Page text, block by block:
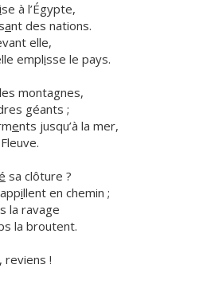
ise à l’Égypte,
ant des nations.
elle,
emplisse le pays.
montagnes,
géants ;
ents jusqu’à la mer,
sa clôture ?
illent en chemin ;
la ravage
la broutent.
reviens !